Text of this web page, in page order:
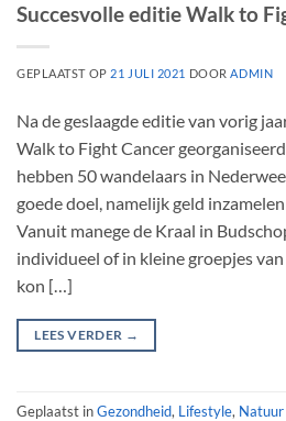
Succesvolle editie Walk to
GEPLAATST OP 21 JULI 2021 DOORADMIN
Na de geslaagde editie van vorig
Walk to Fight Cancer
hebben 50 wandelaars in
goede doel, namelijk geld
Vanuit manege de Kraal in
individueel of in kleine groepjes
kon […]
LEES VERDER →
Geplaatst inGezondheid, Lifestyle, Natuur